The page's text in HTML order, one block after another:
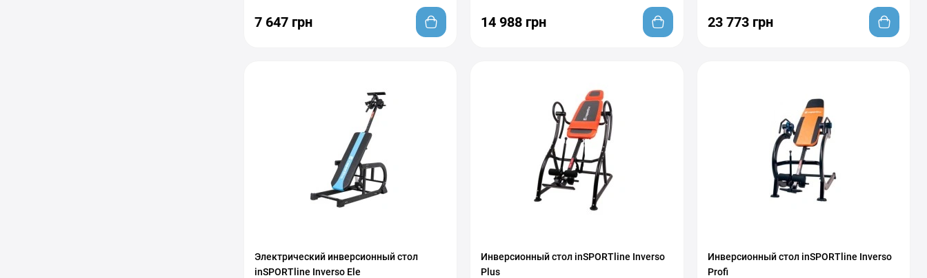
7 647 грн 14 988 грн 23 773 грн
Электрический инверсионный стол
inSPORTline Inverso Ele
Инверсионный стол inSPORTline Inverso
Plus
Инверсионный стол inSPORTline Inverso
Profi